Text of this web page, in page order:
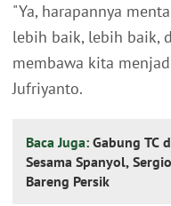
"Ya, harapannya
lebih baik, lebih baik,
membawa kita
Jufriyanto.
Baca Juga: Gabung TC
Sesama Spanyol,
Bareng Persik